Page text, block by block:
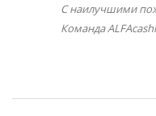
С наилучшими
​Команда